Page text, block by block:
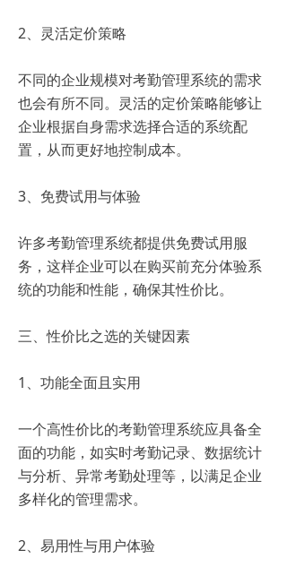
2、灵活定价策略
不同的企业规模对考勤管理系统的需求
也会有所不同。灵活的定价策略能够让
企业根据自身需求选择合适的系统配
置，从而更好地控制成本。
3、免费试用与体验
许多考勤管理系统都提供免费试用服
务，这样企业可以在购买前充分体验系
统的功能和性能，确保其性价比。
三、性价比之选的关键因素
1、功能全面且实用
一个高性价比的考勤管理系统应具备全
面的功能，如实时考勤记录、数据统计
与分析、异常考勤处理等，以满足企业
多样化的管理需求。
2、易用性与用户体验